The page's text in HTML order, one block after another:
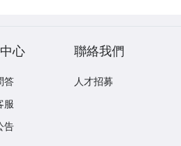
心
答
服
告
聯絡我們
人才招募